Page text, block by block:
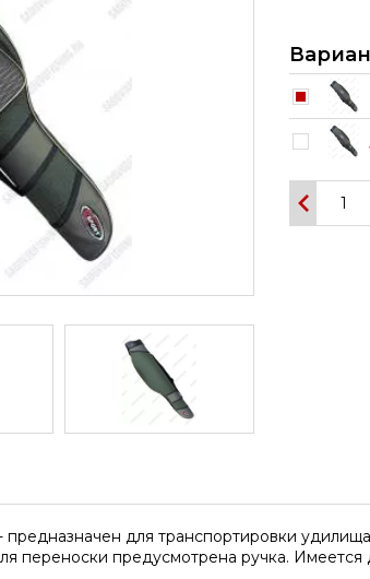
для транспортировки
переноски предусмотрена ручка. Имеется